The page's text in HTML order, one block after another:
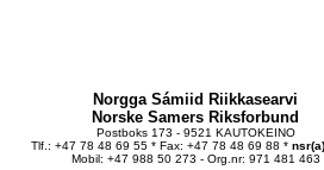
Norgga Sámiid Riikkasearvi
Norske Samers Riksforbund
Postboks 173 - 9521 KAUTOKEINO
Tlf.: +47 78 48 69 55 * Fax: +47 78 48 69 88 *
Mobil: +47 988 50 273 - Org.nr: 971 481 463